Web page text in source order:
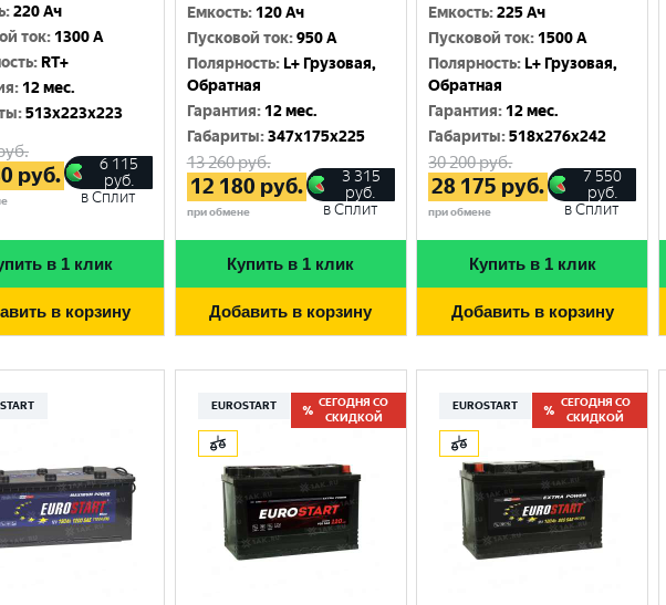
:220 Ач
ток: 1300 A
: RT+
: 12 мес.
:513x223x223
руб.
6 115
руб.
в Сплит
в 1 клик
в корзину
Емкость: 120 Ач
Пусковой ток:950 A
Полярность: L+ Грузовая,
Обратная
Гарантия: 12 мес.
Габариты:347x175x225
13 260руб.
12 180 руб.
при обмене
3 315
руб.
в Сплит
Купить в 1 клик
Добавить в корзину
Емкость:225 Ач
Пусковой ток: 1500 A
Полярность: L+ Грузовая,
Обратная
Гарантия: 12 мес.
Габариты:518x276x242
30 200руб.
28 175 руб.
при обмене
7 550
руб.
в Сплит
Купить в 1 клик
Добавить в корзину
EUROSTART
СЕГОДНЯ СО
СКИДКОЙ
EUROSTART
СЕГОДНЯ СО
СКИДКОЙ